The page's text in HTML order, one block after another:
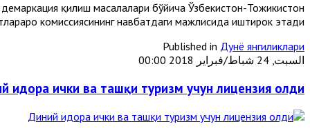
қилиш масалалари бўйича Ўзбекистон-Тожикистон
комиссиясининг навбатдаги мажлисида иштирок этади.
Published in Дунё янгиликлари
السبت, 24 شباط/فبراير 2018 00:00
идора ички ва ташқи туризм учун лицензия олди